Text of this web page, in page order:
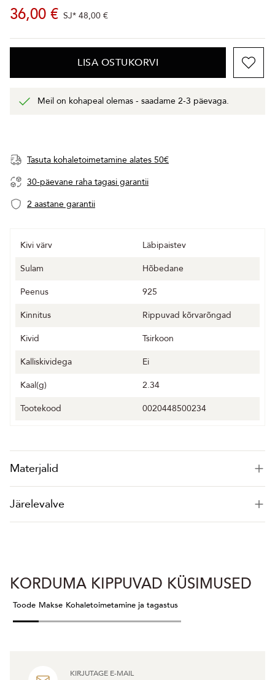
36,00 € SJ* 48,00 €
LISA OSTUKORVI
Meil on kohapeal olemas - saadame 2-3 päevaga.
Tasuta kohaletoimetamine alates 50€
30-päevane raha tagasi garantii
2 aastane garantii
Kivi värv
Läbipaistev
Sulam
Hõbedane
Peenus
925
Kinnitus
Rippuvad kõrvarõngad
Kivid
Tsirkoon
Kalliskividega
Ei
Kaal(g)
2.34
Tootekood
0020448500234
Materjalid
Järelevalve
KIRJUTAGE E-MAIL
KORDUMA KIPPUVAD KÜSIMUSED
Toode Makse Kohaletoimetamine ja tagastus